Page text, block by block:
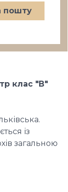
пошту
клас "В"
із
загальною